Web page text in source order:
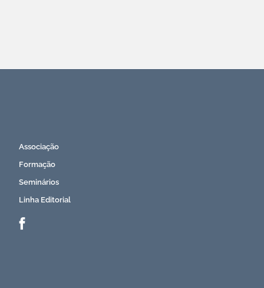
Associação
Formação
Seminários
Linha Editorial